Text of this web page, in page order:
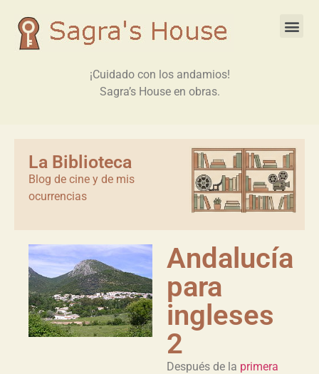
¡Cuidado con los andamios!
Sagra’s House en obras.
La Biblioteca
Blog de cine y de mis
ocurrencias
Andalucía
para
ingleses
2
Después de la primera